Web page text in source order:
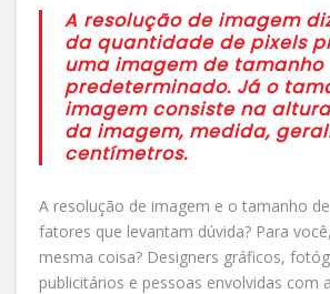
A resolução de imagem
da quantidade de pixels
uma imagem de tamanho
predeterminado. Já o
imagem consiste na
da imagem, medida,
centímetros.
A resolução de imagem e o tamanho
fatores que levantam dúvida? Para
mesma coisa? Designers gráficos,
publicitários e pessoas envolvidas com